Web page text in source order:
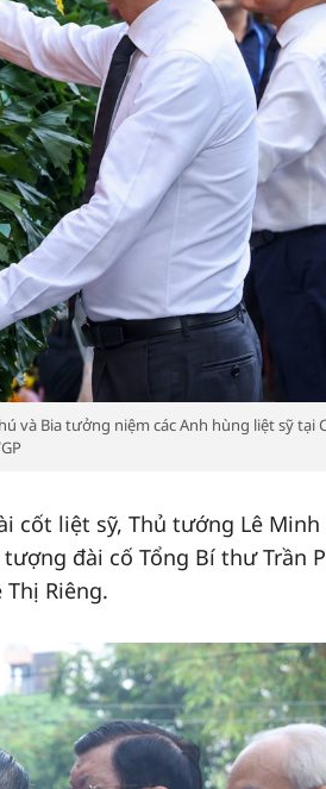
và Bia tưởng niệm các Anh hùng liệt sỹ tại
cốt liệt sỹ, Thủ tướng Lê Minh
đài cố Tổng Bí thư Trần
Riêng.